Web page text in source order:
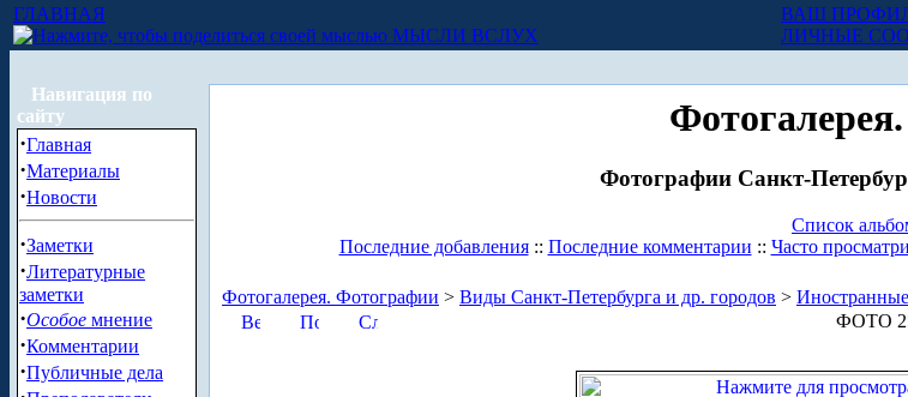
ГЛАВНАЯ
МЫСЛИ ВСЛУХ
ВАШ
ЛИЧНЫЕ
Навигация по
сайту
·Главная
·Материалы
·Новости
·Заметки
·Литературные
заметки
·Особое мнение
·Комментарии
·Публичные дела
Фотографии Санкт-
Список
Последние добавления:: Последние комментарии :: Часто
Фотогалерея. Фотографии > Виды Санкт-Петербурга и др. городов >
ФОТО